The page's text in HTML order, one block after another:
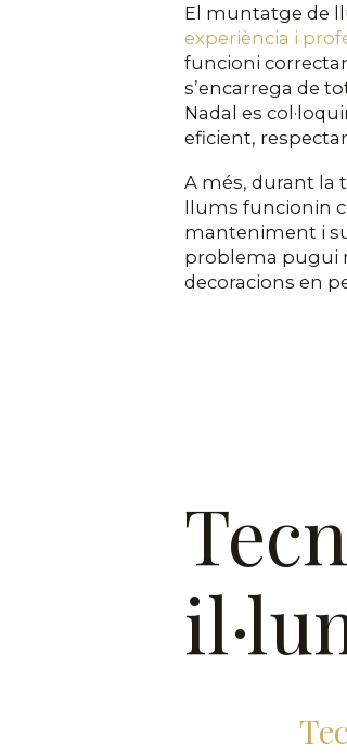
El muntatge de
experiència i
funcioni
s’encarrega de
Nadal es
eficient,
A més, durant la
llums funcionin
manteniment i
problema pugui
decoracions en